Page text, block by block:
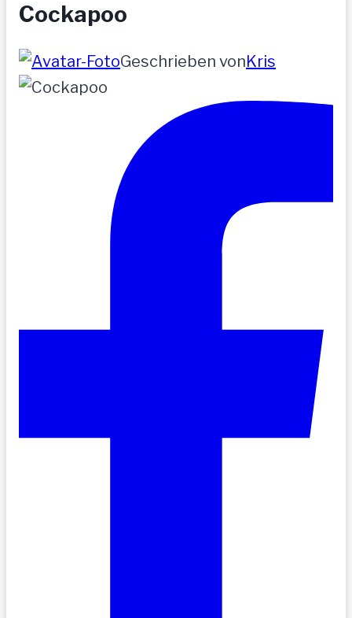
Cockapoo
Geschrieben vonKris